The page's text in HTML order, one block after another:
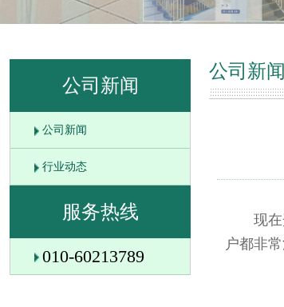
公司新闻
公司新闻
行业动态
服务热线
010-60213789
公司新闻
现在开
户都非